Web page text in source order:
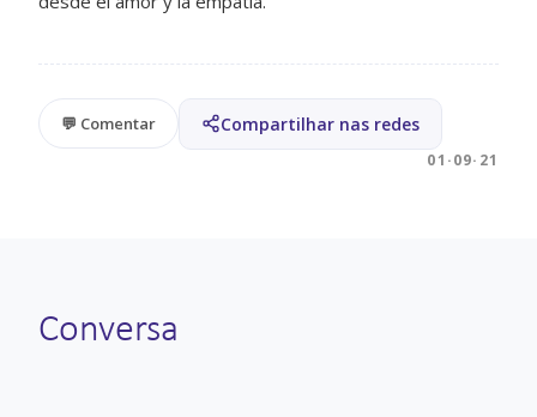
💬 Comentar Compartilhar nas redes
01·09·21
Conversa